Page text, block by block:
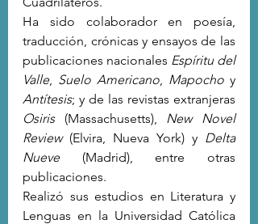
Ha sido colaborador en poesía,
traducción, crónicas y ensayos de las
publicaciones nacionales Espíritu del
Valle, Suelo Americano, Mapocho
Antítesis
Osiris (Massachusetts), New Novel
Review (Elvira, Nueva York) y Delta
Nueve (Madrid), entre otras
publicaciones.
Realizó sus estudios en Literatura y
Lenguas en la Universidad Católica